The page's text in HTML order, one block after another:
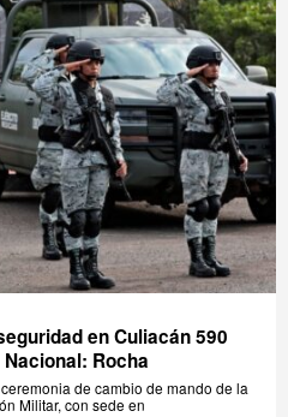
en Culiacán 590
Rocha
de cambio de mando de la
Militar, con sede en